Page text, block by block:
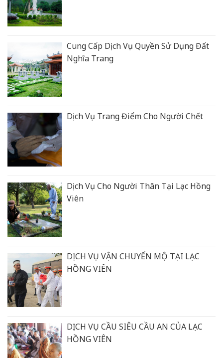
Cung Cấp Dịch Vụ Quyền Sử Dụng Đất
Nghĩa Trang
Dịch Vụ Trang Điểm Cho Người Chết
Dịch Vụ Cho Người Thân Tại Lạc Hồng
Viên
DỊCH VỤ VẬN CHUYỂN MỘ TẠI LẠC
HỒNG VIÊN
DỊCH VỤ CẦU SIÊU CẦU AN CỦA LẠC
HỒNG VIÊN